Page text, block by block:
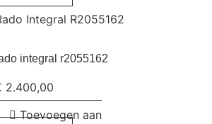
integral r2055162
2.400,00
Toevoegen aan